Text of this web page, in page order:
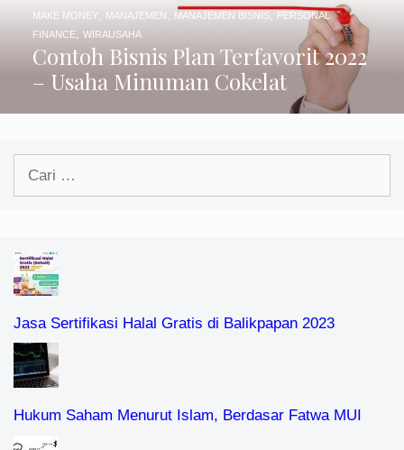
Contoh Bisnis Plan Terfavorit 2022
– Usaha Minuman Cokelat
MAKE MONEY, MANAJEMEN MANAJEMEN BISNIS,PERSONAL
FINANCE, WIRAUSAHA
Cari
Jasa Sertifikasi Halal Gratis di Balikpapan 2023
Hukum Saham Menurut Islam, Berdasar Fatwa MUI